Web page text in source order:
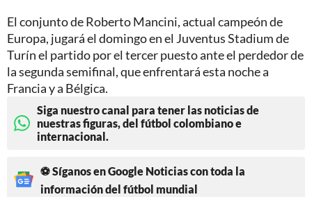
El conjunto de Roberto Mancini, actual campeón de
Europa, jugará el domingo en el Juventus Stadium de
Turín el partido por el tercer puesto ante el perdedor de
la segunda semifinal, que enfrentará esta noche a
Francia y a Bélgica.
Siga nuestro canal para tener las noticias de
nuestras figuras, del fútbol colombiano e
internacional.
⚽ Síganos en Google Noticias con toda la
información del fútbol mundial